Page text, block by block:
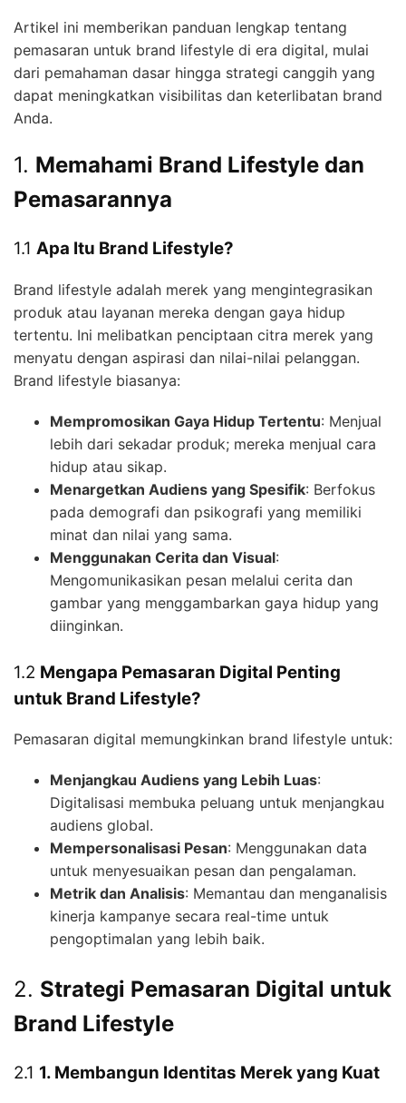
Artikel ini memberikan panduan lengkap tentang
pemasaran untuk brand lifestyle di era digital, mulai
dari pemahaman dasar hingga strategi canggih yang
dapat meningkatkan visibilitas dan keterlibatan brand
Anda.
1. Memahami Brand Lifestyle dan
Pemasarannya
1.1 Apa Itu Brand Lifestyle?
Brand lifestyle adalah merek yang mengintegrasikan
produk atau layanan mereka dengan gaya hidup
tertentu. Ini melibatkan penciptaan citra merek yang
menyatu dengan aspirasi dan nilai-nilai pelanggan.
Brand lifestyle biasanya:
Mempromosikan Gaya Hidup Tertentu: Menjual
lebih dari sekadar produk; mereka menjual cara
hidup atau sikap.
Menargetkan Audiens yang Spesifik: Berfokus
pada demografi dan psikografi yang memiliki
minat dan nilai yang sama.
Menggunakan Cerita dan Visual:
Mengomunikasikan pesan melalui cerita dan
gambar yang menggambarkan gaya hidup yang
diinginkan.
1.2 Mengapa Pemasaran Digital Penting
untuk Brand Lifestyle?
Pemasaran digital memungkinkan brand lifestyle untuk:
Menjangkau Audiens yang Lebih Luas:
Digitalisasi membuka peluang untuk menjangkau
audiens global.
Mempersonalisasi Pesan: Menggunakan data
untuk menyesuaikan pesan dan pengalaman.
Metrik dan Analisis: Memantau dan menganalisis
kinerja kampanye secara real-time untuk
pengoptimalan yang lebih baik.
2. Strategi Pemasaran Digital untuk
Brand Lifestyle
2.1 1. Membangun Identitas Merek yang Kuat